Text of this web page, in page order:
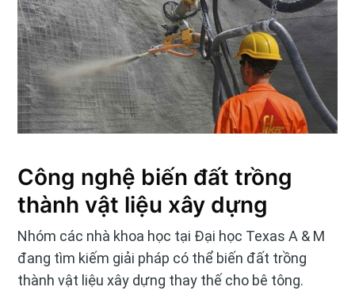
Công nghệ biến đất trồng
thành vật liệu xây dựng
Nhóm các nhà khoa học tại Đại học Texas A & M
đang tìm kiếm giải pháp có thể biến đất trồng
thành vật liệu xây dựng thay thế cho bê tông.